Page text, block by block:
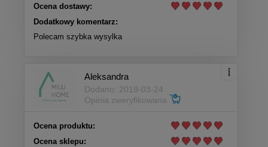
Ocena dostawy:
Dodatkowy komentarz:
Polecam szybka wysylka
Aleksandra
Dodano: 2019-03-24
Opinia zweryfikowana
Ocena produktu:
Ocena sklepu: